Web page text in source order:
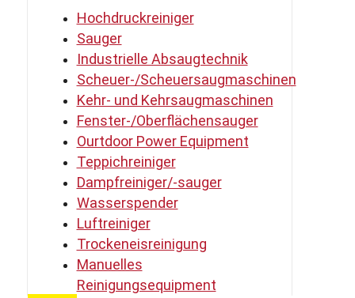
Hochdruckreiniger
Sauger
Industrielle Absaugtechnik
Scheuer-/Scheuersaugmaschinen
Kehr- und Kehrsaugmaschinen
Fenster-/Oberflächensauger
Ourtdoor Power Equipment
Teppichreiniger
Dampfreiniger/-sauger
Wasserspender
Luftreiniger
Trockeneisreinigung
Manuelles
Reinigungsequipment